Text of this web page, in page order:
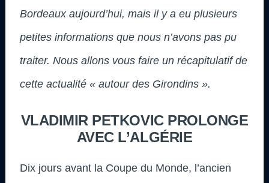
Bordeaux aujourd’hui, mais il y a eu plusieurs
petites informations que nous n’avons pas pu
traiter. Nous allons vous faire un récapitulatif de
cette actualité « autour des Girondins ».
VLADIMIR PETKOVIC PROLONGE
AVEC L’ALGÉRIE
Dix jours avant la Coupe du Monde, l’ancien